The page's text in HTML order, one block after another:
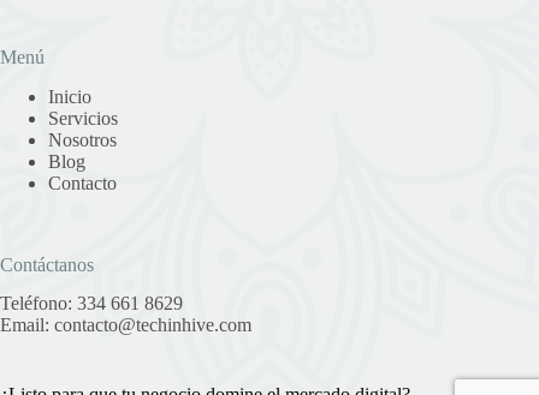
Menú
Inicio
Servicios
Nosotros
Blog
Contacto
Contáctanos
Teléfono: 334 661 8629
Email: contacto@techinhive.com